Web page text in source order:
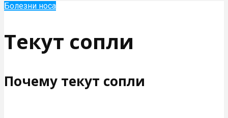
Болезни носа
Текут сопли
Почему текут сопли